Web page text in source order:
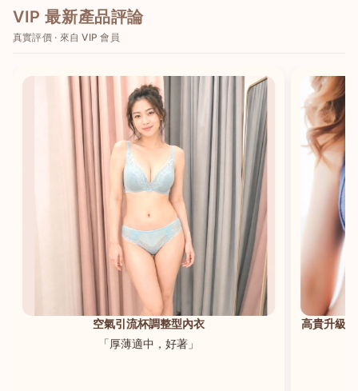
VIP 最新產品評論
真實評價 · 來自 VIP 會員
空氣引流杯調整型內衣
「厚薄適中，好著」
高貴升級
English